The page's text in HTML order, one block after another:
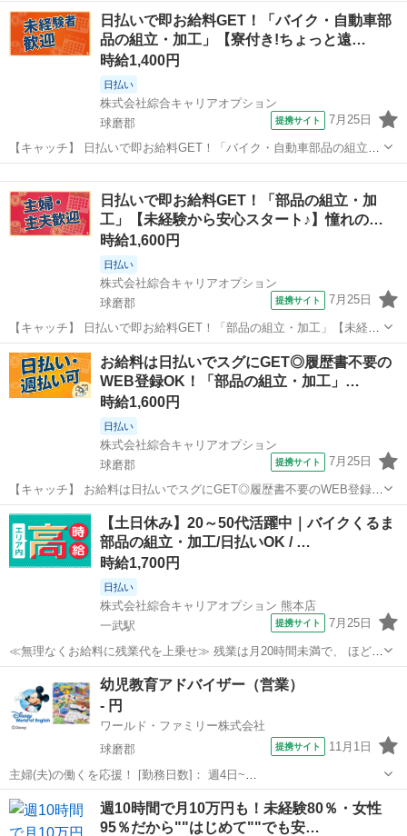
元の素材を機械にセット→加工方法を選択し、機械が自動加工→完成
品の取り出し、を繰り返します。また完成品に不備が無いか検査する
工程もあります。ライン作業でなく、コツ...
熊本 球磨郡 一武駅 工場
日払いで即お給料GET！「バイク・自動車部
品の組立・加工」【寮付き!ちょっと遠…
時給1,400円
日払い
株式会社綜合キャリアオプション
球磨郡
提携サイト 7月25日
【キャッチ】 日払いで即お給料GET！「バイク・自動車部品の組立・
加工」【寮付き!ちょっと遠くても安心】未経験スタートOK!程よく残
業で収入にプラス♪高時給1400円！ 【コメント】 製造のお仕事が豊富
★未経験で働いてみた...日払いで即お給料GET！「部品の組立・加
工」【未経験から安心スタート♪】憧れの…
時給1,600円
日払い
株式会社綜合キャリアオプション
球磨郡
提携サイト 7月25日
【キャッチ】 日払いで即お給料GET！「部品の組立・加工」【未経験
から安心スタート♪】憧れの高収入Work!!程よい残業でお小遣い稼ぎ♪
高時給1600円！ 【コメント】 製造のお仕事が豊富★未経験で働いて
みたい方も大歓迎！...
熊本 球磨郡 工場
お給料は日払いでスグにGET◎履歴書不要の
WEB登録OK！「部品の組立・加工」…
時給1,600円
日払い
株式会社綜合キャリアオプション
球磨郡
提携サイト 7月25日
【キャッチ】 お給料は日払いでスグにGET◎履歴書不要のWEB登録
OK！「部品の組立・加工」高時給1600円！一武周辺！20代～40代の
スタッフが多数活躍中★ 【コメント】 ＼大手人材派遣会社で働きませ
んか♪／ 「新しい...
熊本 球磨郡 工場
【土日休み】20～50代活躍中｜バイクくるま
部品の組立・加工/日払いOK / …
時給1,700円
日払い
株式会社綜合キャリアオプション 熊本店
一武駅
提携サイト 7月25日
≪無理なくお給料に残業代を上乗せ≫ 残業は月20時間未満で、 ほどよ
く稼げます♪ ≪機能的な制服アリ≫ 制服があるので、 毎日の服装の悩
み解消♪ ≪未経験の方も大カンゲイ≫ 新しいことにチャレンジするの
は不安だけど、 しっか...
一武駅 工場
幼児教育アドバイザー（営業）
- 円
ワールド・ファミリー株式会社
球磨郡
提携サイト 11月1日
主婦(夫)の働くを応援！ [勤務日数]： 週4日~
10:00~17:00/10:00~16:00/10:00~15:00/09:30~14:00 [勤務地・最寄
駅]： 熊本県球磨郡 ※勤務エリア選択可 ワールド・ファ...
熊本 球磨郡 営業
週10時間で月10万円も！未経験80％・女性
95％だから""はじめて""でも安…